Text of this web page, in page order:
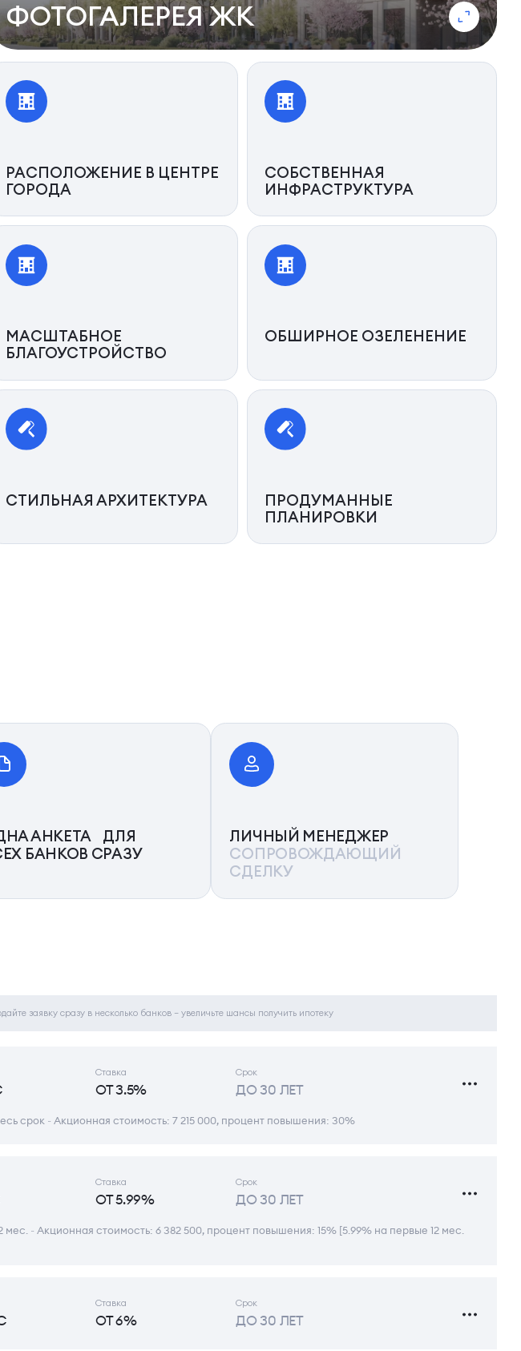
ФОТОГАЛЕРЕЯ ЖК
РАСПОЛОЖЕНИЕ В ЦЕНТРЕ
ГОРОДА
СОБСТВЕННАЯ
ИНФРАСТРУКТУРА
МАСШТАБНОЕ
БЛАГОУСТРОЙСТВО
ОБШИРНОЕ ОЗЕЛЕНЕНИЕ
СТИЛЬНАЯ АРХИТЕКТУРА
ПРОДУМАННЫЕ
ПЛАНИРОВКИ
АНКЕТА ДЛЯ
БАНКОВ СРАЗУ
ЛИЧНЫЙ МЕНЕДЖЕР
СОПРОВОЖДАЮЩИЙ
СДЕЛКУ
заявку сразу в несколько банков – увеличьте шансы получить ипотеку
Ставка
ОТ 3.5%
Срок
ДО 30 ЛЕТ
срок ~ Акционная стоимость: 7 215 000, процент повышения: 30%
Ставка
ОТ 5.99%
Срок
ДО 30 ЛЕТ
~ Акционная стоимость: 6 382 500, процент повышения: 15% [5.99% на первые 12 мес.
Ставка
ОТ 6%
Срок
ДО 30 ЛЕТ